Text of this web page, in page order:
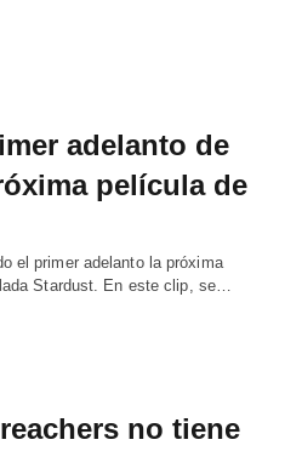
adelanto de
película de
el primer adelanto la próxima
Stardust. En este clip, se…
no tiene